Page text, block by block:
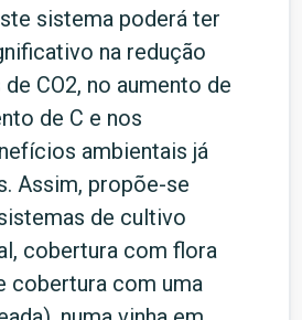
sistema poderá ter
na redução
CO2, no aumento de
de C e nos
ambientais já
Assim, propõe-se
de cultivo
cobertura com flora
cobertura com uma